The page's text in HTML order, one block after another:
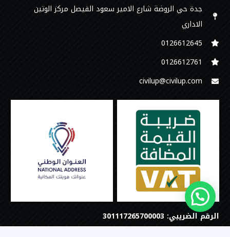
جدة حي الروضة شارع الامير سعود الفيصل مركز الوتين
الاداري
0126612645‬
‭0126612761
civilup@civilup.com
الرقم الضريبي: 301117265700003